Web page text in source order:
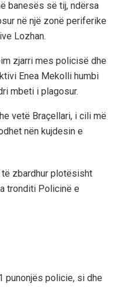
banesës së tij, ndërsa
në një zonë periferike
Lozhan.
zjarri mes policisë dhe
Enea Mekolli humbi
mbeti i plagosur.
vetë Braçellari, i cili më
nën kujdesin e
zbardhur plotësisht
tronditi Policinë e
punonjës policie, si dhe